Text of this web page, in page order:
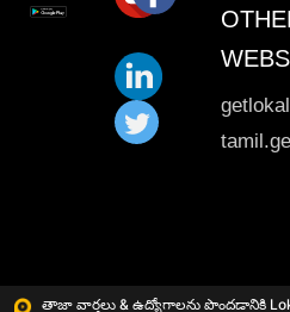
తాజా వార్తలు & ఉద్యోగాలను పొందడానికి